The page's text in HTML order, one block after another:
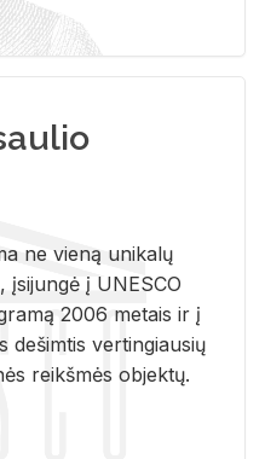
ne vieną unikalų
įsijungė į UNESCO
2006 metais ir į
dešimtis vertingiausių
reikšmės objektų.